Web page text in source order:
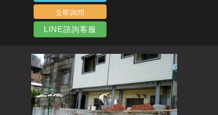
立即詢問
LINE諮詢客服